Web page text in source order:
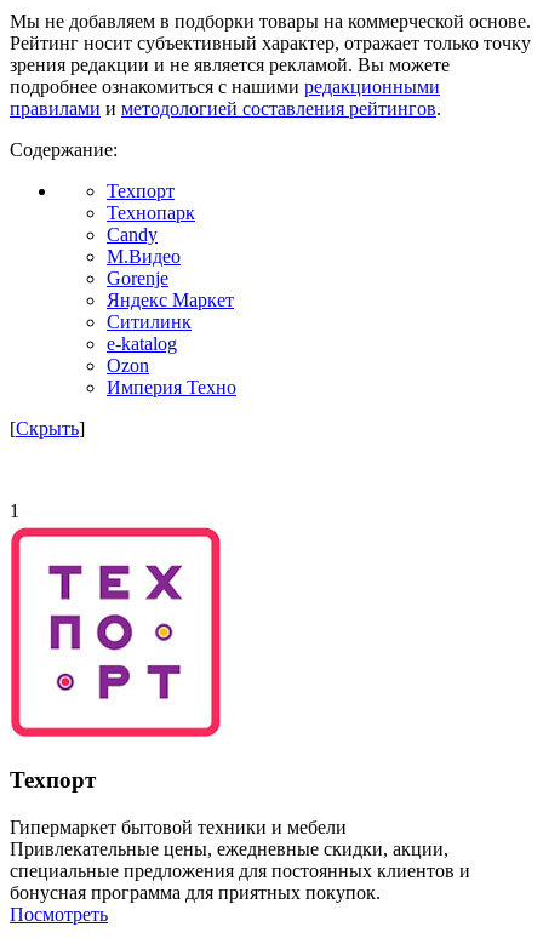
Мы не добавляем в подборки товары на коммерческой основе.
Рейтинг носит субъективный характер, отражает только точку
зрения редакции и не является рекламой. Вы можете
подробнее ознакомиться с нашими редакционными
правилами и методологией составления рейтингов.
Содержание:
Техпорт
Технопарк
Candy
М.Видео
Gorenje
Яндекс Маркет
Ситилинк
e-katalog
Ozon
Империя Техно
[Скрыть]
1
Техпорт
Гипермаркет бытовой техники и мебели
Привлекательные цены, ежедневные скидки, акции,
специальные предложения для постоянных клиентов и
бонусная программа для приятных покупок.
Посмотреть